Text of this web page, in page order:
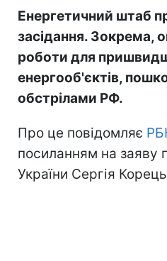
Енергетичний штаб
засідання. Зокрема,
роботи для
енергооб'єктів,
обстрілами РФ.
Про це повідомляє
посиланням на заяву
України Сергія